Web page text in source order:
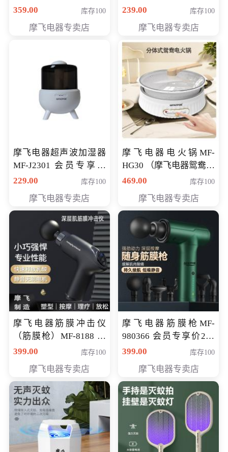
168元
359.00 库存100
摩飞电器专卖店
元
239.00 库存100
摩飞电器专卖店
摩飞电器超声波加湿器
MF-J2301 会员专享价
168元
229.00 库存100
摩飞电器专卖店
摩飞电器电火锅MF-
HG30 （摩飞电器鸳鸯锅
MF-HG30 ） 会员专享价
469.00 库存100
摩飞电器专卖店
摩飞电器筋膜冲击仪
（筋膜枪）MF-8188 会
员专享价268元
399.00 库存100
摩飞电器专卖店
摩飞电器筋膜枪MF-
980366 会员专享价299
元
399.00 库存100
摩飞电器专卖店